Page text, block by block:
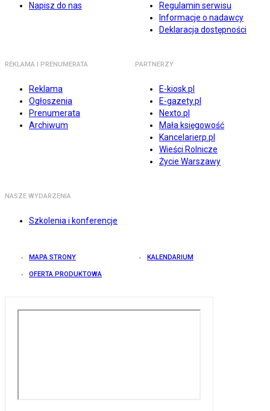
Napisz do nas
Regulamin serwisu
Informacje o nadawcy
Deklaracja dostępności
REKLAMA I PRENUMERATA
Reklama
Ogłoszenia
Prenumerata
Archiwum
PARTNERZY
E-kiosk.pl
E-gazety.pl
Nexto.pl
Mała księgowość
Kancelarierp.pl
Wieści Rolnicze
Życie Warszawy
NASZE WYDARZENIA
Szkolenia i konferencje
MAPA STRONY KALENDARIUM
OFERTA PRODUKTOWA